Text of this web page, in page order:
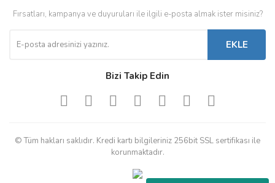
Fırsatları, kampanya ve duyuruları ile ilgili e-posta almak ister misiniz?
EKLE
Bizi Takip Edin
© Tüm hakları saklıdır. Kredi kartı bilgileriniz 256bit SSL sertifikası ile
korunmaktadır.